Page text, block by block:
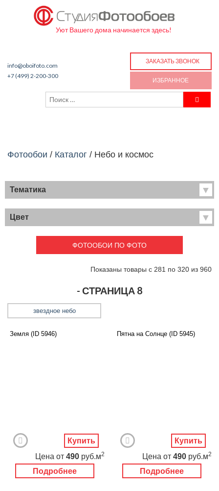
Уют Вашего дома начинается здесь!
info@oboifoto.com
+7 (499) 2-200-300
ЗАКАЗАТЬ ЗВОНОК
ИЗБРАННОЕ
Фотообои / Каталог / Небо и космос
Тематика
Хиты продаж
Фрески
Детские
Карты
Перспектива
Города
Живопись
Животный мир
Спорт
Еда и напитки
Транспорт
Камин
Цвет
ФОТООБОИ ПО ФОТО
Показаны товары с 281 по 320 из 960
- СТРАНИЦА 8
звездное небо
Земля (ID 5946)
Подробнее
Цена от 490 руб.м2
Купить
Пятна на Солнце (ID 5945)
Подробнее
Цена от 490 руб.м2
Купить